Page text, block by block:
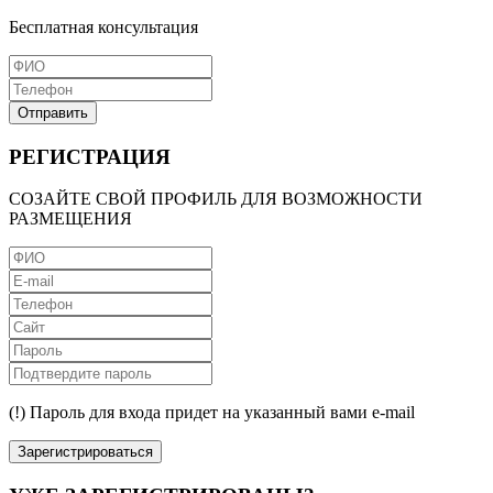
Бесплатная консультация
Отправить
РЕГИСТРАЦИЯ
СОЗАЙТЕ СВОЙ ПРОФИЛЬ ДЛЯ ВОЗМОЖНОСТИ
РАЗМЕЩЕНИЯ
(!) Пароль для входа придет на указанный вами e-mail
Зарегистрироваться